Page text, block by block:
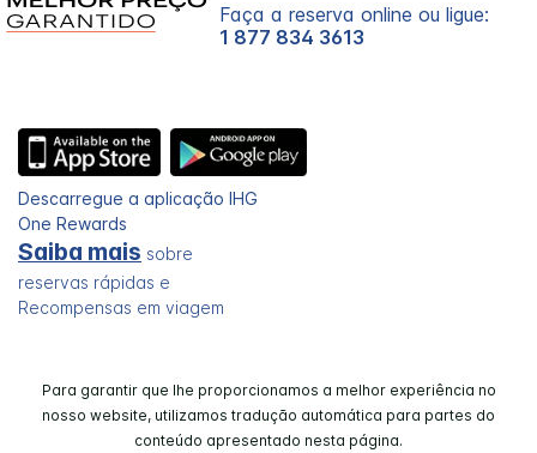
Faça a reserva online ou ligue:
1 877 834 3613
Descarregue a aplicação IHG
One Rewards
Saiba mais sobre
reservas rápidas e
Recompensas em viagem
Para garantir que lhe proporcionamos a melhor experiência no
nosso website, utilizamos tradução automática para partes do
conteúdo apresentado nesta página.